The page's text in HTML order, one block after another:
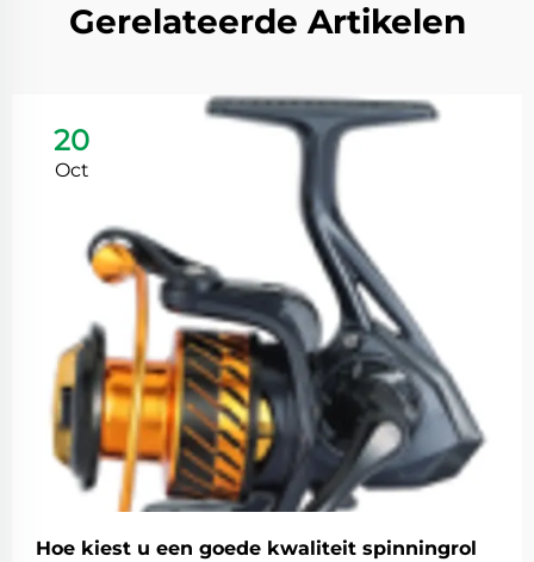
Gerelateerde Artikelen
20
Oct
Hoe kiest u een goede kwaliteit spinningrol